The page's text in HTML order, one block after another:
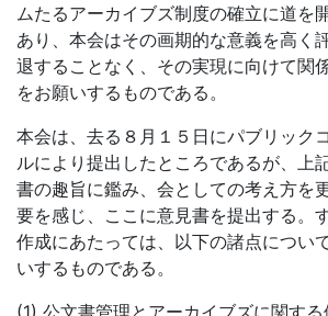
ムたるアーカイブズ制度の確立に道を
あり、本会はその画期的な意義を高く
退することなく、その実現に向けて関
をお願いするものである。
本会は、去る８月１５日にパブリック
ルにより提出したところであるが、上
書の趣旨に鑑み、会としての考え方を
要を感じ、ここに意見書を提出する。
作成にあたっては、以下の諸点につい
いするものである。
(1) 公文書管理とアーカイブズに関す